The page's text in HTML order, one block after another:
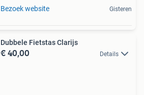
Bezoek website Gisteren
Dubbele Fietstas Clarijs
€ 40,00 Details